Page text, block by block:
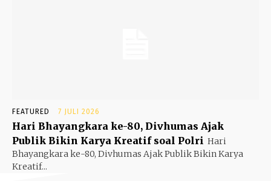
FEATURED 7 JULI 2026
Hari Bhayangkara ke-80, Divhumas Ajak
Publik Bikin Karya Kreatif soal Polri Hari
Bhayangkara ke-80, Divhumas Ajak Publik Bikin Karya
Kreatif...